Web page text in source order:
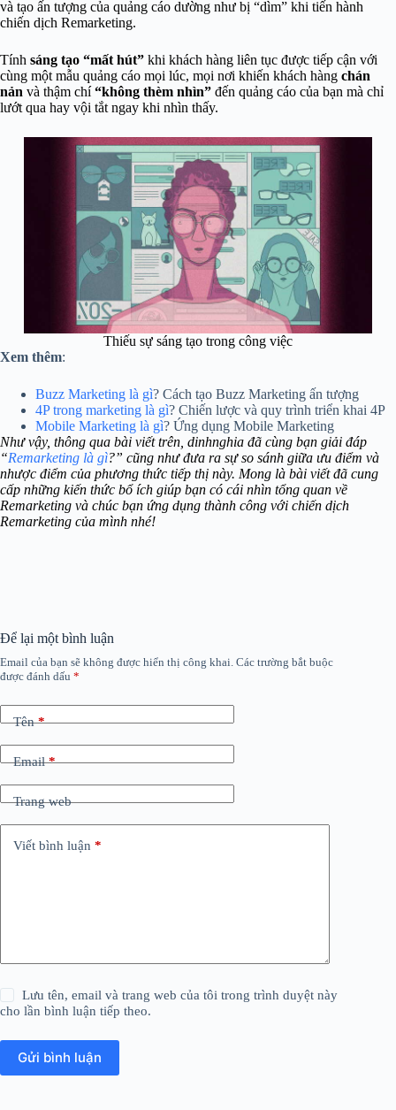
và tạo ấn tượng của quảng cáo dường như bị “dìm” khi tiến hành
chiến dịch Remarketing.
Tính sáng tạo “mất hút” khi khách hàng liên tục được tiếp cận với
cùng một mẫu quảng cáo mọi lúc, mọi nơi khiến khách hàng chán
nản và thậm chí“không thèm nhìn” đến quảng cáo của bạn mà chỉ
lướt qua hay vội tắt ngay khi nhìn thấy.
Thiếu sự sáng tạo trong công việc
Xem thêm:
Buzz Marketing là gì? Cách tạo Buzz Marketing ấn tượng
4P trong marketing là gì? Chiến lược và quy trình triển khai 4P
Mobile Marketing là gì? Ứng dụng Mobile Marketing
Như vậy, thông qua bài viết trên, dinhnghia đã cùng bạn giải đáp
“Remarketing là gì?” cũng như đưa ra sự so sánh giữa ưu điểm và
nhược điểm của phương thức tiếp thị này. Mong là bài viết đã cung
cấp những kiến thức bổ ích giúp bạn có cái nhìn tổng quan về
Remarketing và chúc bạn ứng dụng thành công với chiến dịch
Remarketing của mình nhé!
Để lại một bình luận
Email của bạn sẽ không được hiển thị công khai. Các trường bắt buộc
được đánh dấu *
Tên*
Email*
Trang web
Viết bình luận *
Lưu tên, email và trang web của tôi trong trình duyệt này
cho lần bình luận tiếp theo.
Gửi bình luận